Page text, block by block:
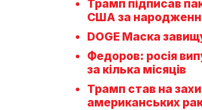
Трамп підписав
США за
DOGE Маска
Федоров: росія
за кілька місяців
Трамп став на
американських